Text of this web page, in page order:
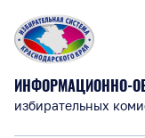
ИНФОРМАЦИОННО-
избирательных